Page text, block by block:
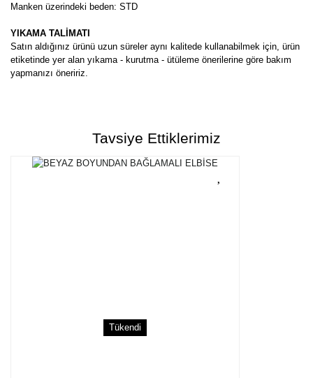
Manken üzerindeki beden: STD
YIKAMA TALİMATI
Satın aldığınız ürünü uzun süreler aynı kalitede kullanabilmek için, ürün
etiketinde yer alan yıkama - kurutma - ütüleme önerilerine göre bakım
yapmanızı öneririz.
tarafımıza iletebilirsiniz.
Görüş ve önerileriniz için teşekkür ederiz.
Ürün resmi kalitesiz, bozuk veya görüntülenemiyor.
Tavsiye Ettiklerimiz
Tükendi